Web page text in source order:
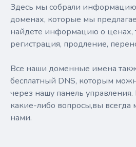
Здесь мы собрали информацию
доменах, которые мы
найдете информацию о ценах,
регистрация, продление,
Все наши доменные имена
бесплатный DNS, которым
через нашу панель управления.
какие-либо вопросы,вы всегда
нами.